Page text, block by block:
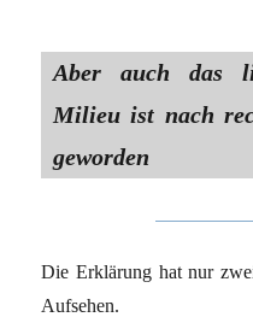
Aber auch das
Milieu ist nach
geworden
Die Erklärung hat nur
Aufsehen.